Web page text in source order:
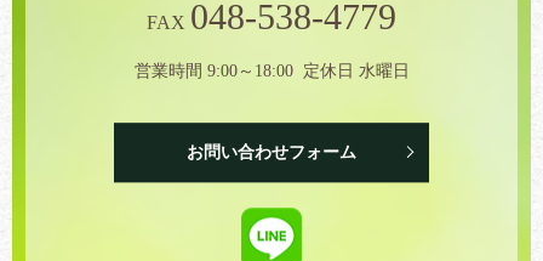
FAX 048-538-4779
営業時間 9:00～18:00 定休日 水曜日
お問い合わせフォーム